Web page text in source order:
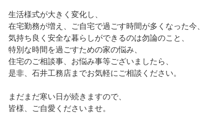
生活様式が大きく変化し、
在宅勤務が増え、ご自宅で過ごす時間が多くなった今、
気持ち良く安全な暮らしができるのは勿論のこと、
特別な時間を過ごすための家の悩み、
住宅のご相談事、お悩み事等ございましたら、
是非、石井工務店までお気軽にご相談ください。
まだまだ寒い日が続きますので、
皆様、ご自愛くださいませ。